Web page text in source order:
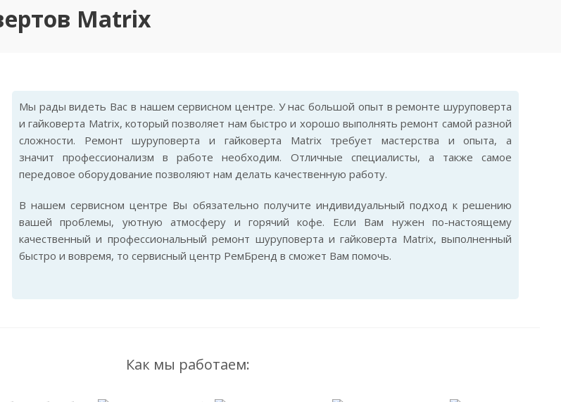
Matrix
Мы рады видеть Вас в нашем сервисном центре. У нас большой опыт в ремонте шуруповерта
и гайковерта Matrix, который позволяет нам быстро и хорошо выполнять ремонт самой разной
сложности. Ремонт шуруповерта и гайковерта Matrix требует мастерства и опыта, а
значит профессионализм в работе необходим. Отличные специалисты, а также самое
передовое оборудование позволяют нам делать качественную работу.
В нашем сервисном центре Вы обязательно получите индивидуальный подход к решению
вашей проблемы, уютную атмосферу и горячий кофе. Если Вам нужен по-настоящему
качественный и профессиональный ремонт шуруповерта и гайковерта Matrix, выполненный
быстро и вовремя, то сервисный центр РемБренд в сможет Вам помочь.
Как мы работаем: